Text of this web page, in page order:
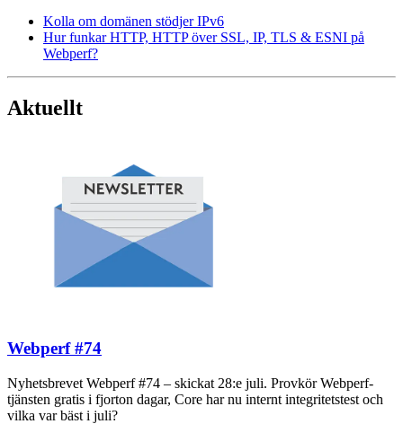
Kolla om domänen stödjer IPv6
Hur funkar HTTP, HTTP över SSL, IP, TLS & ESNI på
Webperf?
Aktuellt
Webperf #74
Nyhetsbrevet Webperf #74 – skickat 28:e juli. Provkör Webperf-
tjänsten gratis i fjorton dagar, Core har nu internt integritetstest och
vilka var bäst i juli?